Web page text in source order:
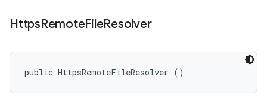
HttpsRemoteFileResolver
public HttpsRemoteFileResolver ()